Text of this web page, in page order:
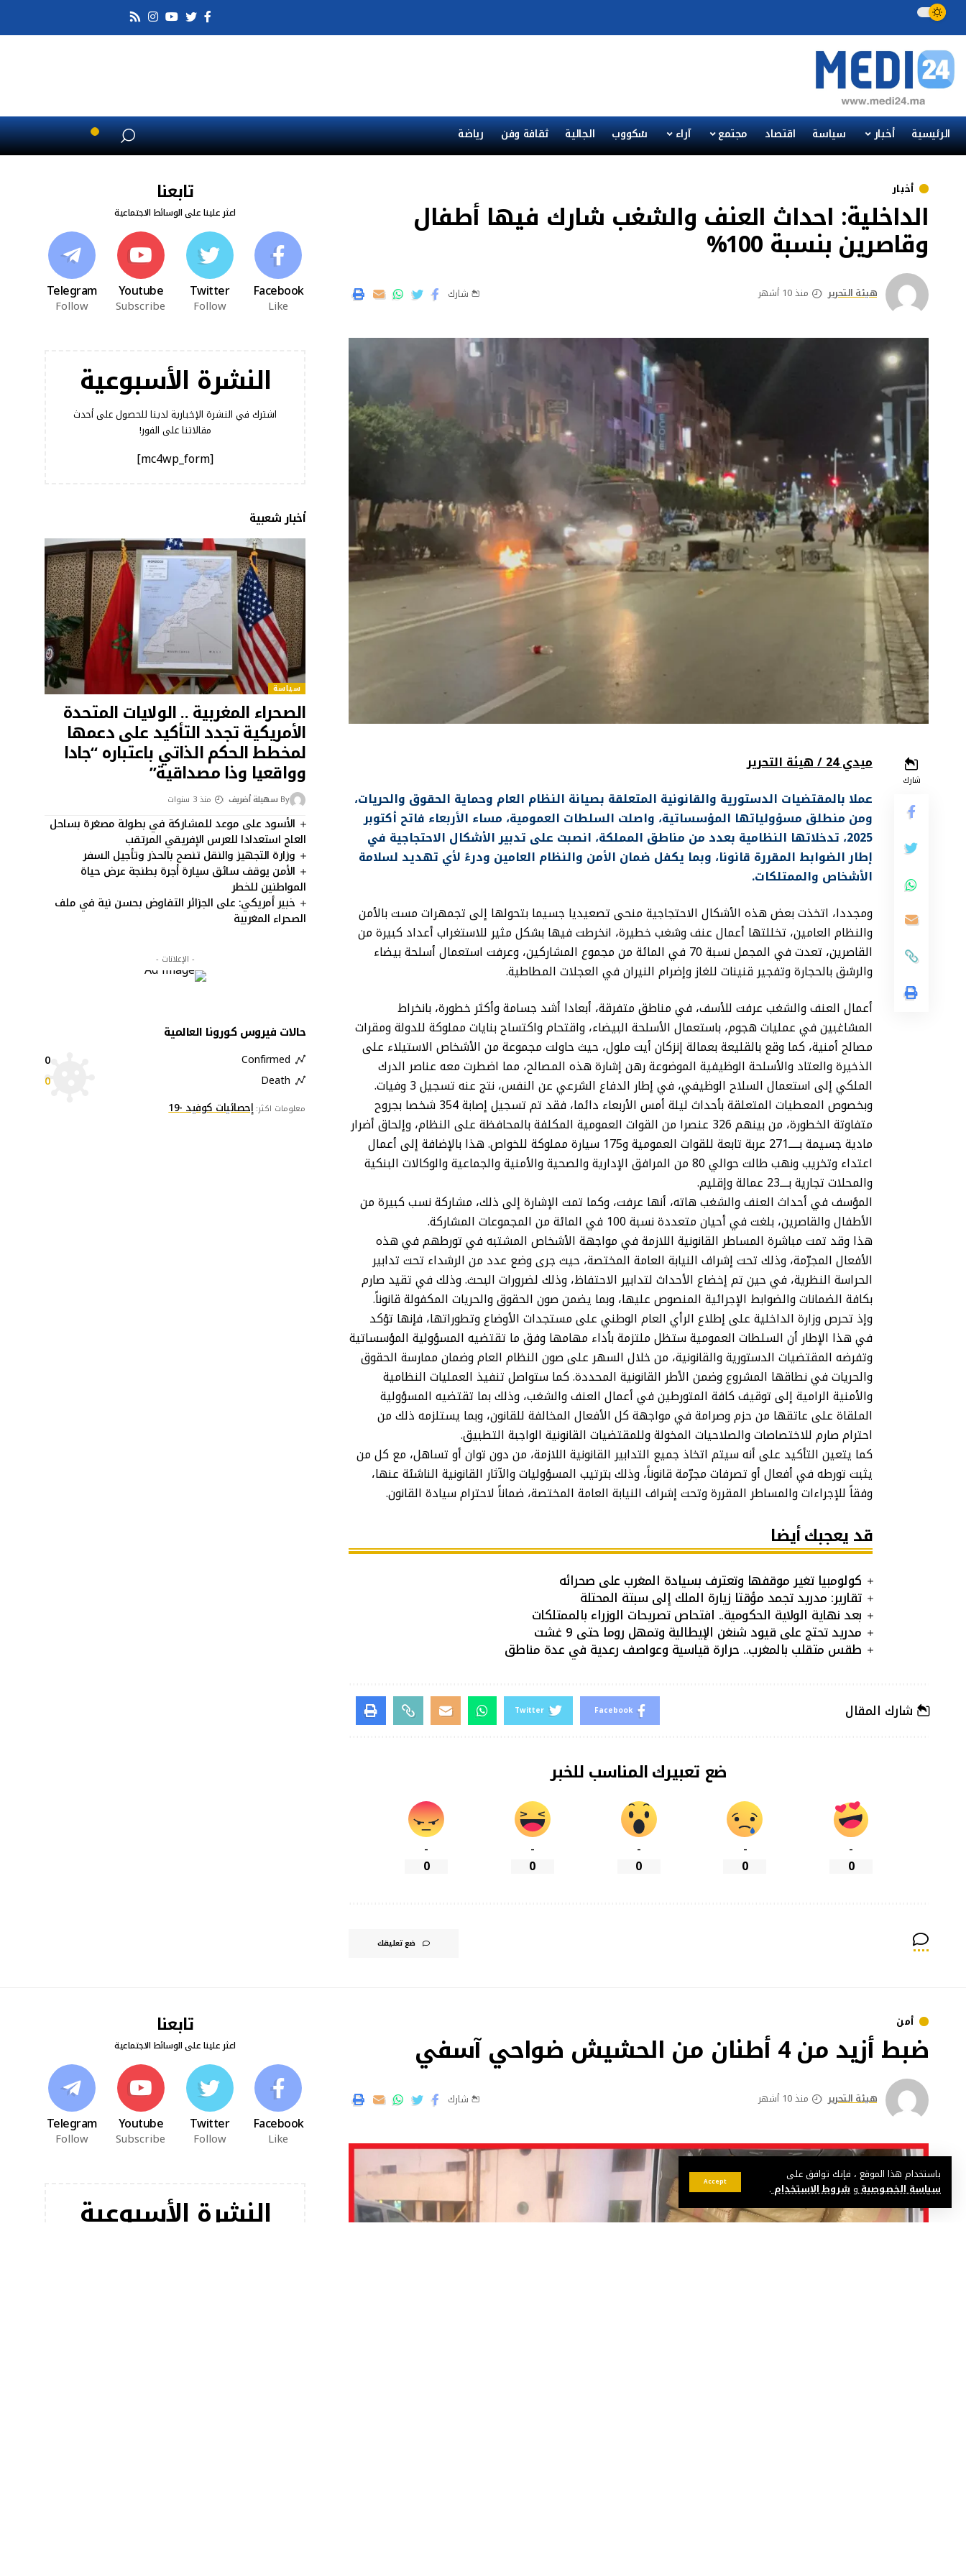
باستخدام هذا الموقع ، فإنك توافق على
سياسة الخصوصيةو شروط الاستخدام.
Accept
الرئيسية أخبار سياسة اقتصاد مجتمع آراء سْكووب الجالية ثقافة وفن رياضة
أخبار
الداخلية: احداث العنف والشغب شارك فيها أطفال
وقاصرين بنسبة 100%
هيئة التحرير منذ 10 أشهر شارك
شارك
ميدي 24 / هيئة التحرير
عملا بالمقتضيات الدستورية والقانونية المتعلقة بصيانة النظام العام وحماية الحقوق والحريات،
ومن منطلق مسؤولياتها المؤسساتية، واصلت السلطات العمومية، مساء الأربعاء فاتح أكتوبر
2025، تدخلاتها النظامية بعدد من مناطق المملكة، انصبت على تدبير الأشكال الاحتجاجية في
إطار الضوابط المقررة قانونا، وبما يكفل ضمان الأمن والنظام العامين ودرءً لأي تهديد لسلامة
الأشخاص والممتلكات.
ومجددا، اتخذت بعض هذه الأشكال الاحتجاجية منحى تصعيديا جسيما بتحولها إلى تجمهرات مست بالأمن
والنظام العامين، تخللتها أعمال عنف وشغب خطيرة، انخرطت فيها بشكل مثير للاستغراب أعداد كبيرة من
القاصرين، تعدت في المجمل نسبة 70 في المائة من مجموع المشاركين، وعرفت استعمال أسلحة بيضاء
والرشق بالحجارة وتفجير قنينات للغاز وإضرام النيران في العجلات المطاطية.
أعمال العنف والشغب عرفت للأسف، في مناطق متفرقة، أبعادا أشد جسامة وأكثر خطورة، بانخراط
المشاغبين في عمليات هجوم، باستعمال الأسلحة البيضاء، واقتحام واكتساح بنايات مملوكة للدولة ومقرات
مصالح أمنية، كما وقع بالقليعة بعمالة إنزكان أيت ملول، حيث حاولت مجموعة من الأشخاص الاستيلاء على
الذخيرة والعتاد والأسلحة الوظيفية الموضوعة رهن إشارة هذه المصالح، مما اضطرت معه عناصر الدرك
الملكي إلى استعمال السلاح الوظيفي، في إطار الدفاع الشرعي عن النفس، نتج عنه تسجيل 3 وفيات.
وبخصوص المعطيات المتعلقة بأحداث ليلة أمس الأربعاء دائما، فقد تم تسجيل إصابة 354 شخصا بجروح
متفاوتة الخطورة، من بينهم 326 عنصرا من القوات العمومية المكلفة بالمحافظة على النظام، وإلحاق أضرار
مادية جسيمة بـــــ271 عربة تابعة للقوات العمومية و175 سيارة مملوكة للخواص. هذا بالإضافة إلى أعمال
اعتداء وتخريب ونهب طالت حوالي 80 من المرافق الإدارية والصحية والأمنية والجماعية والوكالات البنكية
والمحلات تجارية بــــ23 عمالة وإقليم.
المؤسف في أحداث العنف والشغب هاته، أنها عرفت، وكما تمت الإشارة إلى ذلك، مشاركة نسب كبيرة من
الأطفال والقاصرين، بلغت في أحيان متعددة نسبة 100 في المائة من المجموعات المشاركة.
هذا وقد تمت مباشرة المساطر القانونية اللازمة في مواجهة الأشخاص المشتبه في تورطهم في هذه
الأفعال المجرّمة، وذلك تحت إشراف النيابة العامة المختصة، حيث جرى وضع عدد من الرشداء تحت تدابير
الحراسة النظرية، في حين تم إخضاع الأحداث لتدابير الاحتفاظ، وذلك لضرورات البحث. وذلك في تقيد صارم
بكافة الضمانات والضوابط الإجرائية المنصوص عليها، وبما يضمن صون الحقوق والحريات المكفولة قانوناً.
وإذ تحرص وزارة الداخلية على إطلاع الرأي العام الوطني على مستجدات الأوضاع وتطوراتها، فإنها تؤكد
في هذا الإطار أن السلطات العمومية ستظل ملتزمة بأداء مهامها وفق ما تقتضيه المسؤولية المؤسساتية
وتفرضه المقتضيات الدستورية والقانونية، من خلال السهر على صون النظام العام وضمان ممارسة الحقوق
والحريات في نطاقها المشروع وضمن الأطر القانونية المحددة. كما ستواصل تنفيذ العمليات النظامية
والأمنية الرامية إلى توقيف كافة المتورطين في أعمال العنف والشغب، وذلك بما تقتضيه المسؤولية
الملقاة على عاتقها من حزم وصرامة في مواجهة كل الأفعال المخالفة للقانون، وبما يستلزمه ذلك من
احترام صارم للاختصاصات والصلاحيات المخولة وللمقتضيات القانونية الواجبة التطبيق.
كما يتعين التأكيد على أنه سيتم اتخاذ جميع التدابير القانونية اللازمة، من دون توان أو تساهل، مع كل من
يثبت تورطه في أفعال أو تصرفات مجرّمة قانوناً، وذلك بترتيب المسؤوليات والآثار القانونية الناشئة عنها،
وفقاً للإجراءات والمساطر المقررة وتحت إشراف النيابة العامة المختصة، ضماناً لاحترام سيادة القانون.
قد يعجبك أيضا
كولومبيا تغير موقفها وتعترف بسيادة المغرب على صحرائه
تقارير: مدريد تجمد مؤقتا زيارة الملك إلى سبتة المحتلة
بعد نهاية الولاية الحكومية.. افتحاص تصريحات الوزراء بالممتلكات
مدريد تحتج على قيود شنغن الإيطالية وتمهل روما حتى 9 غشت
طقس متقلب بالمغرب.. حرارة قياسية وعواصف رعدية في عدة مناطق
شارك المقال Facebook
Twitter
ضع تعبيرك المناسب للخبر
-
0
-
0
-
0
-
0
-
0
ضع تعليقك
تابعنا
اعثر علينا على الوسائط الاجتماعية
Facebook
Like
Twitter
Follow
Youtube
Subscribe
Telegram
Follow
النشرة الأسبوعية
اشترك في النشرة الإخبارية لدينا للحصول على أحدث
مقالاتنا على الفور!
[mc4wp_form]
أخبار شعبية
سياسة
الصحراء المغربية .. الولايات المتحدة
الأمريكية تجدد التأكيد على دعمها
لمخطط الحكم الذاتي باعتباره “جادا
وواقعيا وذا مصداقية”
By سهيلة أضريف منذ 3 سنوات
الأسود على موعد للمشاركة في بطولة مصغرة بساحل
العاج استعدادا للعرس الإفريقي المرتقب
وزارة التجهيز والنقل تنصح بالحذر وتأجيل السفر
الأمن يوقف سائق سيارة أجرة بطنجة عرض حياة
المواطنين للخطر
خبير أمريكي: على الجزائر التفاوض بحسن نية في ملف
الصحراء المغربية
- الإعلانات -
حالات فيروس كورونا العالمية
Confirmed
0
Death
0
معلومات اكثر:إحصائيات كوفيد -19
أمن
ضبط أزيد من 4 أطنان من الحشيش ضواحي آسفي
هيئة التحرير منذ 10 أشهر شارك
تابعنا
اعثر علينا على الوسائط الاجتماعية
Facebook
Like
Twitter
Follow
Youtube
Subscribe
Telegram
Follow
النشرة الأسبوعية